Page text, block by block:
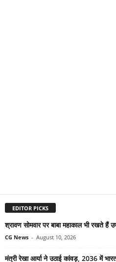
EDITOR PICKS
श्रावण सोमवार पर बाबा महाकाल भी रखते हैं
CG News - August 10, 2026
मंत्री रेखा आर्या ने उठाई कांवड़, 2036 में